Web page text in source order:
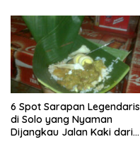
6 Spot Sarapan Legendaris
di Solo yang Nyaman
Dijangkau Jalan Kaki dari